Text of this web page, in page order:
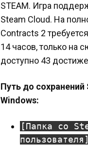
STEAM. Игра
Steam Cloud. На
Contracts 2
14 часов, только на
доступно 43
Путь до
Windows:
[Папка со